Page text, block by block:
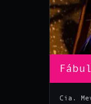
Cia.